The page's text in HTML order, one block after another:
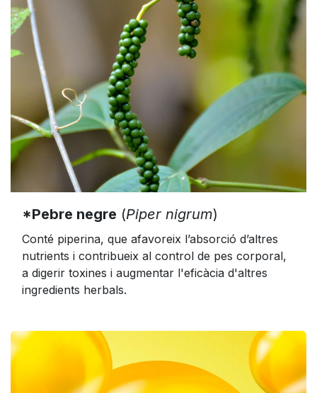
*Pebre negre (Piper nigrum)
Conté piperina, que afavoreix l’absorció d’altres
nutrients i contribueix al control de pes corporal,
a digerir toxines i augmentar l'eficàcia d'altres
ingredients herbals.